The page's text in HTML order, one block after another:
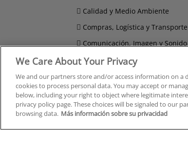
Calidad y Medio Ambiente
Compras, Logística y Transporte
Comunicación, Imagen y Sonido
Derecho y Seguridad
Cursos en A Coruña
Cursos en Albacete
Cursos en Alicante
We Care About Your Privacy
We and our partners store and/or access information on a
cookies to process personal data. You may accept or
below, including your right to object where legitimate
privacy policy page. These choices will be signaled to our
browsing data. Más información sobre su privacidad